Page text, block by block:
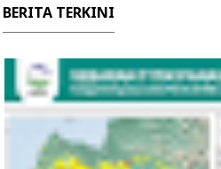
BERITA TERKINI